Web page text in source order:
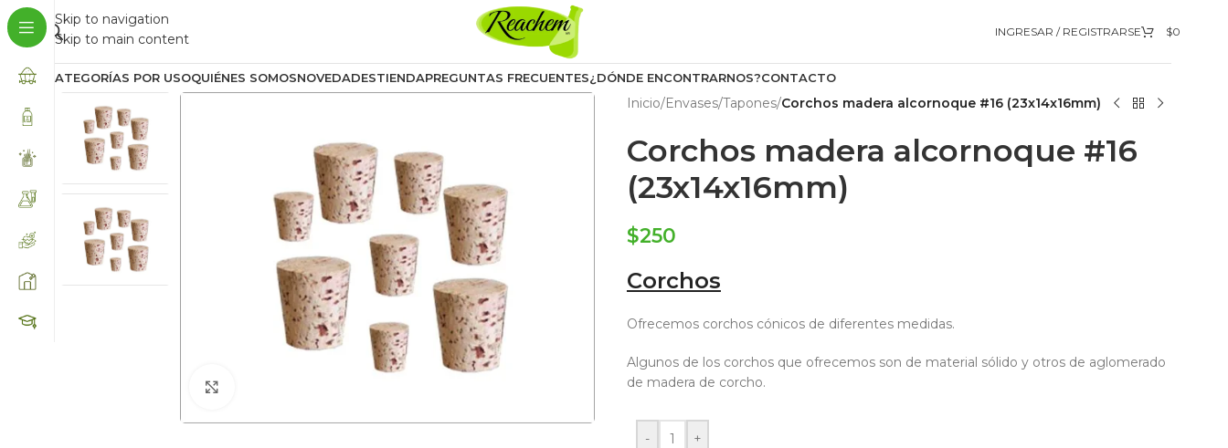
Skip to navigation
Skip to main content
INGRESAR / REGISTRARSE $0
CATEGORÍAS POR USOQUIÉNES SOMOSNOVEDADESTIENDAPREGUNTAS FRECUENTES¿DÓNDE ENCONTRARNOS?CONTACTO
Inicio/Envases/Tapones/Corchos madera alcornoque #16 (23x14x16mm)
Corchos madera alcornoque #16
(23x14x16mm)
$250
Corchos
Ofrecemos corchos cónicos de diferentes medidas.
Algunos de los corchos que ofrecemos son de material sólido y otros de aglomerado
de madera de corcho.
- +